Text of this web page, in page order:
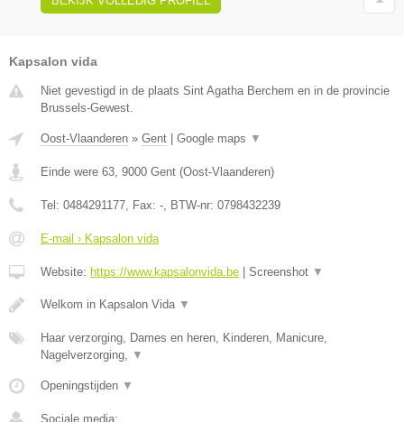
Kapsalon vida
Niet gevestigd in de plaats Sint Agatha Berchem en in de provincie
Brussels-Gewest.
Oost-Vlaanderen » Gent Google maps ▼
Einde were 63, 9000 Gent (Oost-Vlaanderen)
Tel: 0484291177, Fax: -, BTW-nr: 0798432239
E-mail › Kapsalon vida
Website: https://www.kapsalonvida.be Screenshot ▼
Welkom in Kapsalon Vida ▼
Haar verzorging, Dames en heren, Kinderen, Manicure,
Nagelverzorging, ▼
Openingstijden ▼
Sociale media: